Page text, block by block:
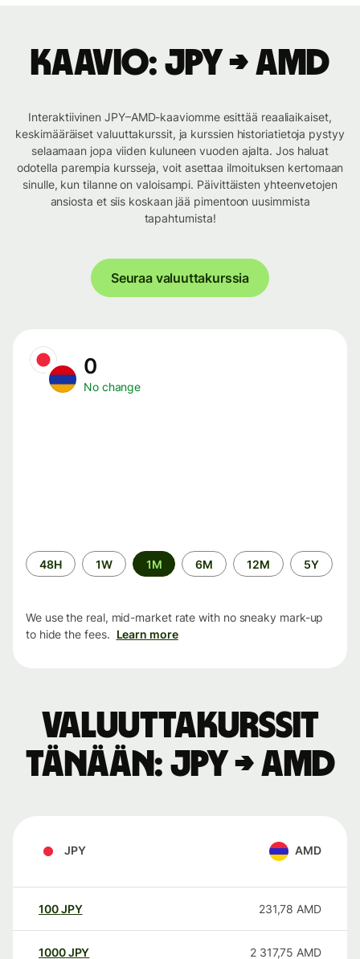
Kaavio: JPY → AMD
Interaktiivinen JPY–AMD-kaaviomme esittää reaaliaikaiset,
keskimääräiset valuuttakurssit, ja kurssien historiatietoja pystyy
selaamaan jopa viiden kuluneen vuoden ajalta. Jos haluat
odotella parempia kursseja, voit asettaa ilmoituksen kertomaan
sinulle, kun tilanne on valoisampi. Päivittäisten yhteenvetojen
ansiosta et siis koskaan jää pimentoon uusimmista
tapahtumista!
Seuraa valuuttakurssia
0
No change
Time
period
48H 1W 1M 6M 12M 5Y
We use the real, mid-market rate with no sneaky mark-up
to hide the fees. Learn more
Valuuttakurssit
tänään: JPY → AMD
JPY AMD
100JPY 231,78 AMD
1000JPY 2 317,75 AMD